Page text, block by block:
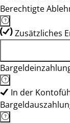
Berechtigte
Zusätzliches
In der